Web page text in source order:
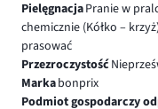
PielęgnacjaPranie w
chemicznie (Kółko –
prasować
Przezroczystość
Markabonprix
Podmiot gospodarczy